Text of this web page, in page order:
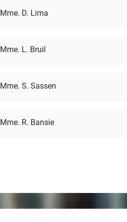
Mme. D. Lima
Mme. L. Bruil
Mme. S. Sassen
Mme. R. Bansie